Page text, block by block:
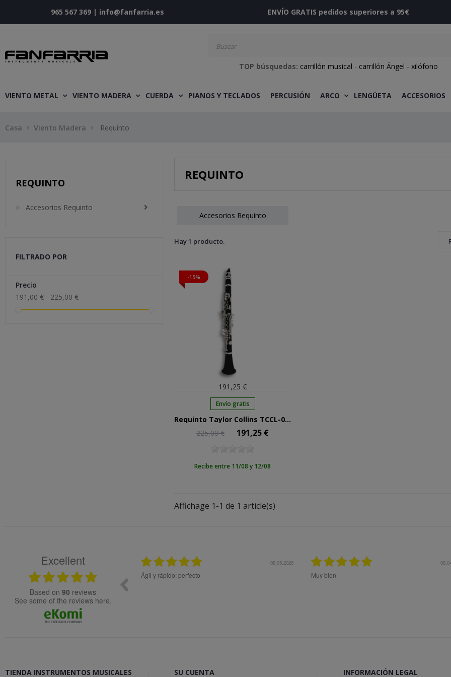
965 567 369 | info@fanfarria.es ENVÍO GRATIS pedidos superiores a 95€
TOP búsquedas: carrillón musical - carrillón Ángel - xilófono
VIENTO METAL VIENTO MADERA CUERDA PIANOS Y TECLADOS PERCUSIÓN ARCO LENGÜETA ACCESORIOS
Casa Viento Madera Requinto
REQUINTO
Accesorios Requinto
FILTRADO POR
Precio
191,00 € - 225,00 €
REQUINTO
Accesorios Requinto
Hay 1 producto.
-15%
191,25 €
Envío gratis
Requinto Taylor Collins TCCL-05 en Mib
Precio
225,00 € Precio
191,25 €
Recibe entre 11/08 y 12/08
Affichage 1-1 de 1 article(s)
Excellent
based on 90 reviews
see some of the reviews here.
12.11.2025
Bon tracte, molta rapidesa en la gestió de la comanda.
Genial!
27.10.2025
Me aconsejaron muy
el mejor producto a
TIENDA INSTRUMENTOS MUSICALES SU CUENTA INFORMACIÓN LEGAL